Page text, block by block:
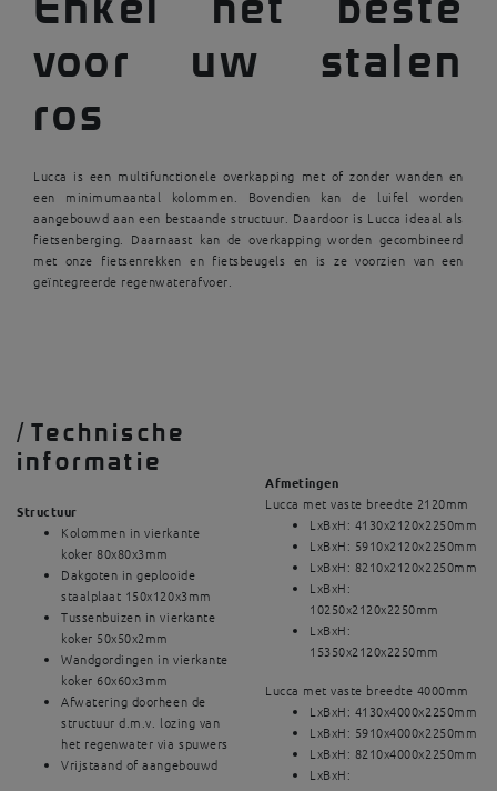
voor uw stalen
ros
Lucca is een multifunctionele overkapping met of zonder wanden en
een minimumaantal kolommen. Bovendien kan de luifel worden
aangebouwd aan een bestaande structuur. Daardoor is Lucca ideaal als
fietsenberging. Daarnaast kan de overkapping worden gecombineerd
met onze fietsenrekken en fietsbeugels en is ze voorzien van een
geïntegreerde regenwaterafvoer.
/ Technische
informatie
Structuur
Kolommen in vierkante
koker 80x80x3mm
Dakgoten in geplooide
staalplaat 150x120x3mm
Tussenbuizen in vierkante
koker 50x50x2mm
Wandgordingen in vierkante
koker 60x60x3mm
Afwatering doorheen de
structuur d.m.v. lozing van
het regenwater via spuwers
Vrijstaand of aangebouwd
Afmetingen
Lucca met vaste breedte 2120mm
LxBxH: 4130x2120x2250mm
LxBxH: 5910x2120x2250mm
LxBxH: 8210x2120x2250mm
LxBxH:
10250x2120x2250mm
LxBxH:
15350x2120x2250mm
Lucca met vaste breedte 4000mm
LxBxH: 4130x4000x2250mm
LxBxH: 5910x4000x2250mm
LxBxH: 8210x4000x2250mm
LxBxH: